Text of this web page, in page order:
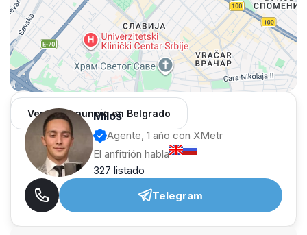
Ver 962 anuncio en Belgrado
Miloš
Agente, 1 año con XMetr
El anfitrión habla
327 listado
Telegram